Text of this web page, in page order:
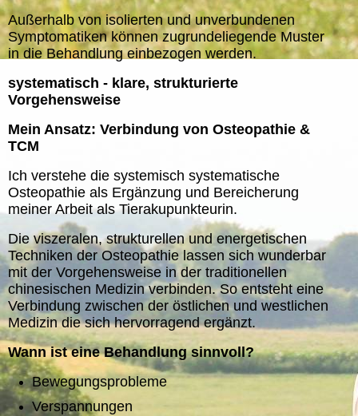
Außerhalb von isolierten und unverbundenen
Symptomatiken können zugrundeliegende Muster
in die Behandlung einbezogen werden.
systematisch - klare, strukturierte
Vorgehensweise
Mein Ansatz: Verbindung von Osteopathie &
TCM
Ich verstehe die systemisch systematische
Osteopathie als Ergänzung und Bereicherung
meiner Arbeit als Tierakupunkteurin.
Die viszeralen, strukturellen und energetischen
Techniken der Osteopathie lassen sich wunderbar
mit der Vorgehensweise in der traditionellen
chinesischen Medizin verbinden. So entsteht eine
Verbindung zwischen der östlichen und westlichen
Medizin die sich hervorragend ergänzt.
Wann ist eine Behandlung sinnvoll?
Bewegungsprobleme
Verspannungen